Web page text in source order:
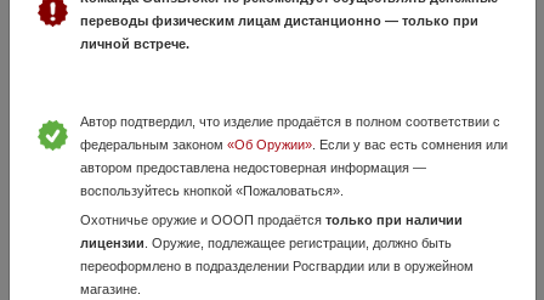
Продам копия дтк range gear
30 Июля, в 17:45
4 000 руб.
Москва
Продам дтк, цена 4000руб Магазины ак103, б/у, цена 2100-продано
переводы физическим лицам дистанционно — только при
личной встрече.
Автор подтвердил, что изделие продаётся в полном соответствии с
федеральным законом «Об Оружии». Если у вас есть сомнения или
автором предоставлена недостоверная информация —
воспользуйтесь кнопкой «Пожаловаться».
Охотничье оружие и ОООП продаётся только при наличии
лицензии . Оружие, подлежащее регистрации, должно быть
переоформлено в подразделении Росгвардии или в оружейном
магазине.